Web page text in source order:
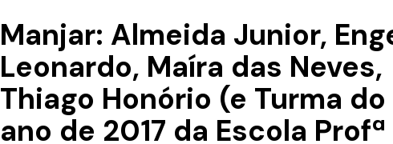
Manjar: Almeida Junior,
Leonardo, Maíra das Neves,
Thiago Honório (e Turma do
ano de 2017 da Escola Profª